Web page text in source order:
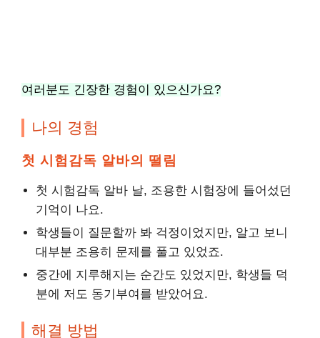
여러분도 긴장한 경험이 있으신가요?
나의 경험
첫 시험감독 알바의 떨림
첫 시험감독 알바 날, 조용한 시험장에 들어섰던
기억이 나요.
학생들이 질문할까 봐 걱정이었지만, 알고 보니
대부분 조용히 문제를 풀고 있었죠.
중간에 지루해지는 순간도 있었지만, 학생들 덕
분에 저도 동기부여를 받았어요.
해결 방법